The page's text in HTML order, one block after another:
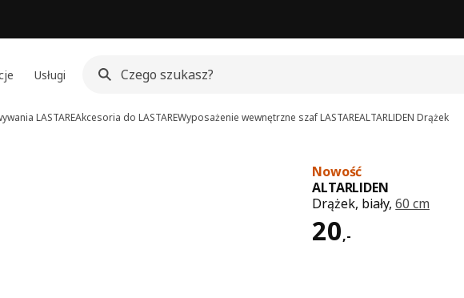
Usługi
LASTAREAkcesoria do LASTAREWyposażenie wewnętrzne szaf LASTAREALTARLIDEN Drążek
Nowość
ALTARLIDEN
Drążek, biały,60 cm
20,-
Cena 20,-